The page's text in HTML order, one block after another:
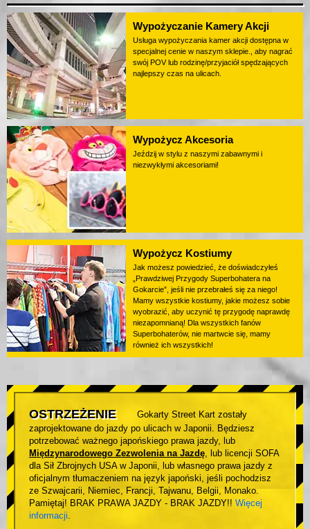
Wypożyczanie Kamery Akcji
Usługa wypożyczania kamer akcji dostępna w
specjalnej cenie w naszym sklepie., aby nagrać
swój POV lub rodzinę/przyjaciół spędzających
najlepszy czas na ulicach.
Wypożycz Akcesoria
Jeździj w stylu z naszymi zabawnymi i
niezwykłymi akcesoriami!
Wypożycz Kostiumy
Jak możesz powiedzieć, że doświadczyłeś
„Prawdziwej Przygody Superbohatera na
Gokarcie”, jeśli nie przebrałeś się za niego!
Mamy wszystkie kostiumy, jakie możesz sobie
wyobrazić, aby uczynić tę przygodę naprawdę
niezapomnianą! Dla wszystkich fanów
Superbohaterów, nie martwcie się, mamy
również ich wszystkich!
OSTRZEŻENIE
Gokarty Street Kart zostały
zaprojektowane do jazdy po ulicach w Japonii. Będziesz
potrzebować ważnego japońskiego prawa jazdy, lub
Międzynarodowego Zezwolenia na Jazdę, lub licencji SOFA
dla Sił Zbrojnych USA w Japonii, lub własnego prawa jazdy z
oficjalnym tłumaczeniem na język japoński, jeśli pochodzisz
ze Szwajcarii, Niemiec, Francji, Tajwanu, Belgii, Monako.
Pamiętaj! BRAK PRAWA JAZDY - BRAK JAZDY!! Więcej
informacji.